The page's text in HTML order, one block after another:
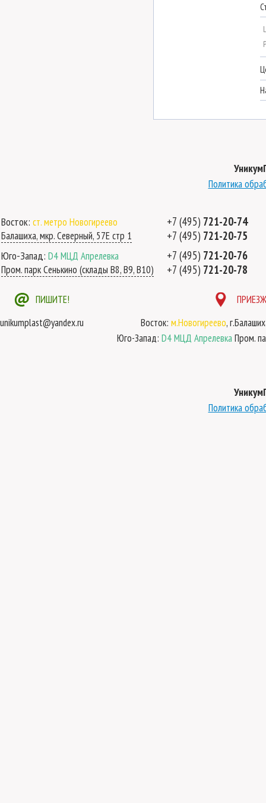
Политика
Восток: ст. метро Новогиреево
Балашиха, мкр. Северный, 57Е стр 1
+7 (495) 721-20-74
+7 (495) 721-20-75
Юго-Запад: D4 МЦД Апрелевка
Пром. парк Сенькино (склады B8, B9, B10)
+7 (495) 721-20-76
+7 (495) 721-20-78
ПИШИТЕ!
unikumplast@yandex.ru
Восток: м.Новогиреево,
Юго-Запад: D4 МЦД АпрелевкаПром.
Политика